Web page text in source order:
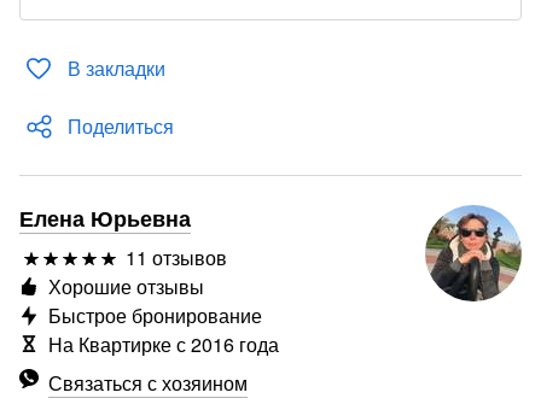
В закладки
Поделиться
Елена Юрьевна
11 отзывов
Связаться с хозяином
Хорошие отзывы
Быстрое бронирование
На Квартирке с 2016 года